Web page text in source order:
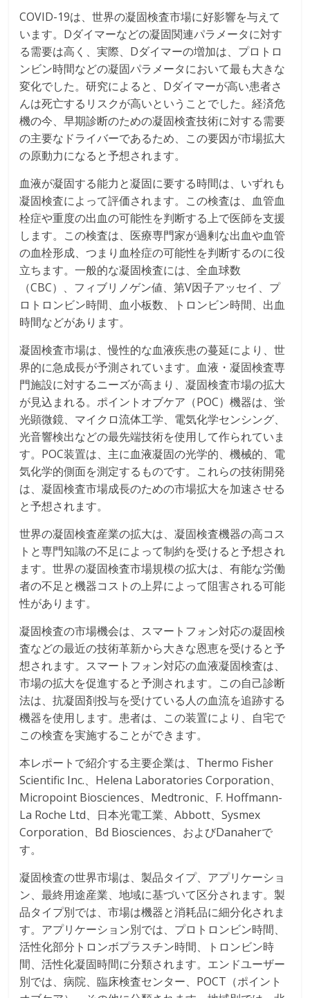
COVID-19は、世界の凝固検査市場に好影響を与えて
います。Dダイマーなどの凝固関連パラメータに対す
る需要は高く、実際、Dダイマーの増加は、プロトロ
ンビン時間などの凝固パラメータにおいて最も大きな
変化でした。研究によると、Dダイマーが高い患者さ
んは死亡するリスクが高いということでした。経済危
機の今、早期診断のための凝固検査技術に対する需要
の主要なドライバーであるため、この要因が市場拡大
の原動力になると予想されます。
血液が凝固する能力と凝固に要する時間は、いずれも
凝固検査によって評価されます。この検査は、血管血
栓症や重度の出血の可能性を判断する上で医師を支援
します。この検査は、医療専門家が過剰な出血や血管
の血栓形成、つまり血栓症の可能性を判断するのに役
立ちます。一般的な凝固検査には、全血球数
（CBC）、フィブリノゲン値、第V因子アッセイ、プ
ロトロンビン時間、血小板数、トロンビン時間、出血
時間などがあります。
凝固検査市場は、慢性的な血液疾患の蔓延により、世
界的に急成長が予測されています。血液・凝固検査専
門施設に対するニーズが高まり、凝固検査市場の拡大
が見込まれる。ポイントオブケア（POC）機器は、蛍
光顕微鏡、マイクロ流体工学、電気化学センシング、
光音響検出などの最先端技術を使用して作られていま
す。POC装置は、主に血液凝固の光学的、機械的、電
気化学的側面を測定するものです。これらの技術開発
は、凝固検査市場成長のための市場拡大を加速させる
と予想されます。
世界の凝固検査産業の拡大は、凝固検査機器の高コス
トと専門知識の不足によって制約を受けると予想され
ます。世界の凝固検査市場規模の拡大は、有能な労働
者の不足と機器コストの上昇によって阻害される可能
性があります。
凝固検査の市場機会は、スマートフォン対応の凝固検
査などの最近の技術革新から大きな恩恵を受けると予
想されます。スマートフォン対応の血液凝固検査は、
市場の拡大を促進すると予測されます。この自己診断
法は、抗凝固剤投与を受けている人の血流を追跡する
機器を使用します。患者は、この装置により、自宅で
この検査を実施することができます。
本レポートで紹介する主要企業は、Thermo Fisher
Scientific Inc.、Helena Laboratories Corporation、
Micropoint Biosciences、Medtronic、F. Hoffmann-
La Roche Ltd、日本光電工業、Abbott、Sysmex
Corporation、Bd Biosciences、およびDanaherで
す。
凝固検査の世界市場は、製品タイプ、アプリケーショ
ン、最終用途産業、地域に基づいて区分されます。製
品タイプ別では、市場は機器と消耗品に細分化されま
す。アプリケーション別では、プロトロンビン時間、
活性化部分トロンボプラスチン時間、トロンビン時
間、活性化凝固時間に分類されます。エンドユーザー
別では、病院、臨床検査センター、POCT（ポイント